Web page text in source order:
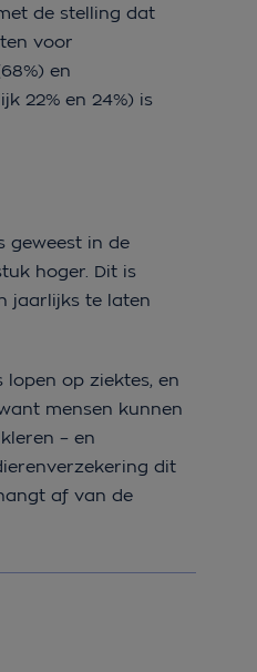
de stelling dat
voor
en
22% en 24%) is
geweest in de
hoger. Dit is
jaarlijks te laten
lopen op ziektes, en
mensen kunnen
– en
dit
af van de